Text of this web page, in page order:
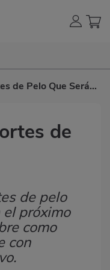
de Pelo Que Serán
de
de pelo
próximo
como
con